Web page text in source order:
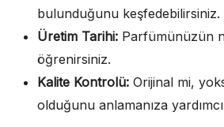
bulunduğunu keşfedebilirsiniz.
Üretim Tarihi: Parfümünüzün
öğrenirsiniz.
Kalite Kontrolü: Orijinal mi,
olduğunu anlamanıza